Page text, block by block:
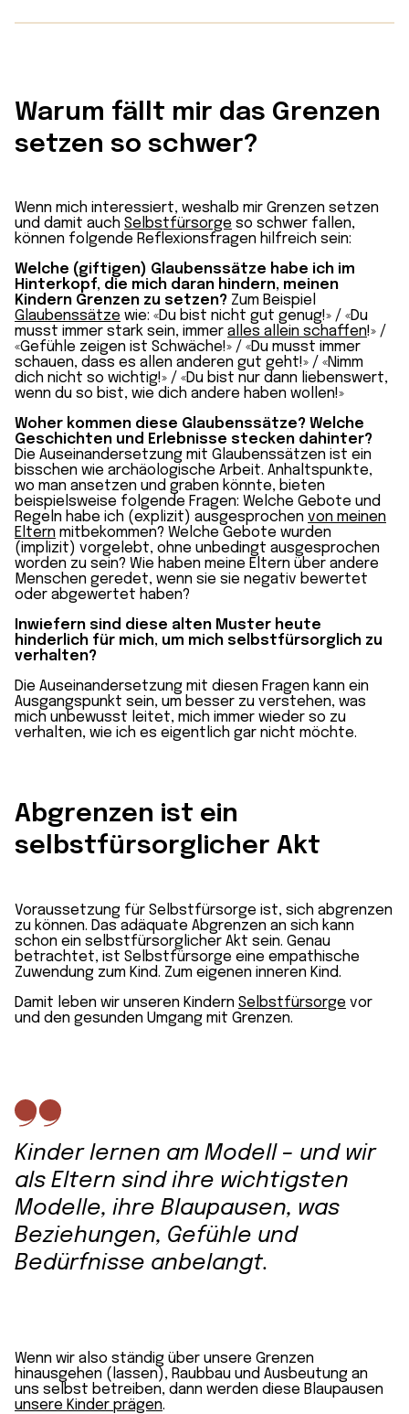
Warum fällt mir das Grenzen
setzen so schwer?
Wenn mich interessiert, weshalb mir Grenzen setzen
und damit auch Selbstfürsorge so schwer fallen,
können folgende Reflexionsfragen hilfreich sein:
Welche (giftigen) Glaubenssätze habe ich im
Hinterkopf, die mich daran hindern, meinen
Kindern Grenzen zu setzen? Zum Beispiel
Glaubenssätze wie: «Du bist nicht gut genug!» / «Du
musst immer stark sein, immer alles allein schaffen!» /
«Gefühle zeigen ist Schwäche!» / «Du musst immer
schauen, dass es allen anderen gut geht!» / «Nimm
dich nicht so wichtig!» / «Du bist nur dann liebenswert,
wenn du so bist, wie dich andere haben wollen!»
Woher kommen diese Glaubenssätze? Welche
Geschichten und Erlebnisse stecken dahinter?
Die Auseinandersetzung mit Glaubenssätzen ist ein
bisschen wie archäologische Arbeit. Anhaltspunkte,
wo man ansetzen und graben könnte, bieten
beispielsweise folgende Fragen: Welche Gebote und
Regeln habe ich (explizit) ausgesprochen von meinen
Eltern mitbekommen? Welche Gebote wurden
(implizit) vorgelebt, ohne unbedingt ausgesprochen
worden zu sein? Wie haben meine Eltern über andere
Menschen geredet, wenn sie sie negativ bewertet
oder abgewertet haben?
Inwiefern sind diese alten Muster heute
hinderlich für mich, um mich selbstfürsorglich zu
verhalten?
Die Auseinandersetzung mit diesen Fragen kann ein
Ausgangspunkt sein, um besser zu verstehen, was
mich unbewusst leitet, mich immer wieder so zu
verhalten, wie ich es eigentlich gar nicht möchte.
Abgrenzen ist ein
selbstfürsorglicher Akt
Voraussetzung für Selbstfürsorge ist, sich abgrenzen
zu können. Das adäquate Abgrenzen an sich kann
schon ein selbstfürsorglicher Akt sein. Genau
betrachtet, ist Selbstfürsorge eine empathische
Zuwendung zum Kind. Zum eigenen inneren Kind.
Damit leben wir unseren Kindern Selbstfürsorge vor
und den gesunden Umgang mit Grenzen.
Kinder lernen am Modell – und wir
als Eltern sind ihre wichtigsten
Modelle, ihre Blaupausen, was
Beziehungen, Gefühle und
Bedürfnisse anbelangt.
Wenn wir also ständig über unsere Grenzen
hinausgehen (lassen), Raubbau und Ausbeutung an
uns selbst betreiben, dann werden diese Blaupausen
unsere Kinder prägen.